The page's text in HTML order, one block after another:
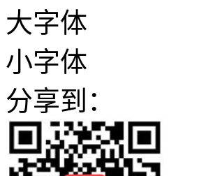
大字体
小字体
分享到：